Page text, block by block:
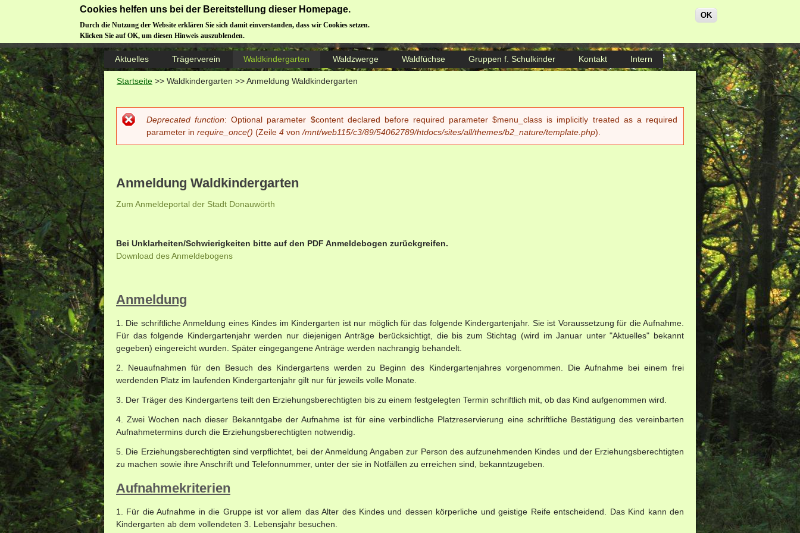
Cookies helfen uns bei der Bereitstellung dieser Homepage.
Durch die Nutzung der Website erklären Sie sich damit einverstanden, dass wir Cookies setzen.
Klicken Sie auf OK, um diesen Hinweis auszublenden.
OK
Donauwörther Waldbären e.V.
Aktuelles Trägerverein Waldkindergarten Waldzwerge Waldfüchse Gruppen f. Schulkinder Kontakt Intern
Startseite >> Waldkindergarten >>Anmeldung Waldkindergarten
Fehlermeldung
Deprecated function: Optional parameter $content declared before required parameter $menu_class is implicitly treated as a required
parameter in require_once() (Zeile 4 von/mnt/web115/c3/89/54062789/htdocs/sites/all/themes/b2_nature/template.php).
Anmeldung Waldkindergarten
Zum Anmeldeportal der Stadt Donauwörth
Bei Unklarheiten/Schwierigkeiten bitte auf den PDF Anmeldebogen zurückgreifen.
Download des Anmeldebogens
Anmeldung
1. Die schriftliche Anmeldung eines Kindes im Kindergarten ist nur möglich für das folgende Kindergartenjahr. Sie ist Voraussetzung für die Aufnahme.
Für das folgende Kindergartenjahr werden nur diejenigen Anträge berücksichtigt, die bis zum Stichtag (wird im Januar unter "Aktuelles" bekannt
gegeben) eingereicht wurden. Später eingegangene Anträge werden nachrangig behandelt.
2. Neuaufnahmen für den Besuch des Kindergartens werden zu Beginn des Kindergartenjahres vorgenommen. Die Aufnahme bei einem frei
werdenden Platz im laufenden Kindergartenjahr gilt nur für jeweils volle Monate.
3. Der Träger des Kindergartens teilt den Erziehungsberechtigten bis zu einem festgelegten Termin schriftlich mit, ob das Kind aufgenommen wird.
4. Zwei Wochen nach dieser Bekanntgabe der Aufnahme ist für eine verbindliche Platzreservierung eine schriftliche Bestätigung des vereinbarten
Aufnahmetermins durch die Erziehungsberechtigten notwendig.
5. Die Erziehungsberechtigten sind verpflichtet, bei der Anmeldung Angaben zur Person des aufzunehmenden Kindes und der Erziehungsberechtigten
zu machen sowie ihre Anschrift und Telefonnummer, unter der sie in Notfällen zu erreichen sind, bekanntzugeben.
Aufnahmekriterien
1. Für die Aufnahme in die Gruppe ist vor allem das Alter des Kindes und dessen körperliche und geistige Reife entscheidend. Das Kind kann den
Kindergarten ab dem vollendeten 3. Lebensjahr besuchen.